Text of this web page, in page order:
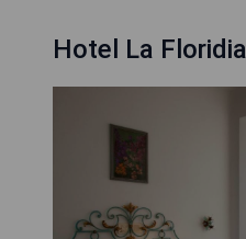
Hotel La